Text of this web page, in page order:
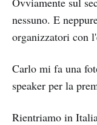
nessuno. E
organizzatori con
Carlo mi fa una
speaker per la
Rientriamo in